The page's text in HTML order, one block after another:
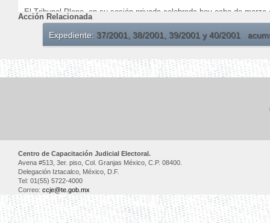
El Tribunal Pleno, en su sesión privada celebrada hoy ocho de
México, Distrito Federal, a ocho de marzo de dos mil cuatro.
Acción Relacionada
Expediente: 37/2001, 38/2001, 39/2001 y 40/2001
Centro de Capacitación Judicial Electoral.
Avena #513, 3er. piso, Col. Granjas México, C.P. 08400.
Delegación Iztacalco, México, D.F.
Tel: 01(55) 5722-4000
Correo: ccje@te.gob.mx